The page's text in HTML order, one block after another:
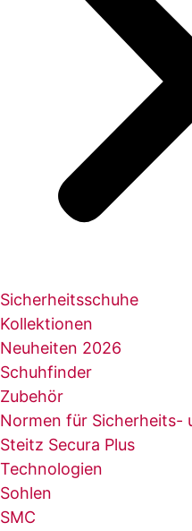
Sicherheitsschuhe
Kollektionen
Neuheiten 2026
Schuhfinder
Zubehör
Normen für Sicherheits-
Steitz Secura Plus
Technologien
Sohlen
SMC